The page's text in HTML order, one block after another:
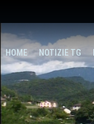
HOME NOTIZIE TG